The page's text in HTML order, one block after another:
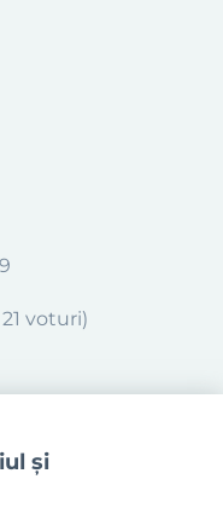
voturi)
şi